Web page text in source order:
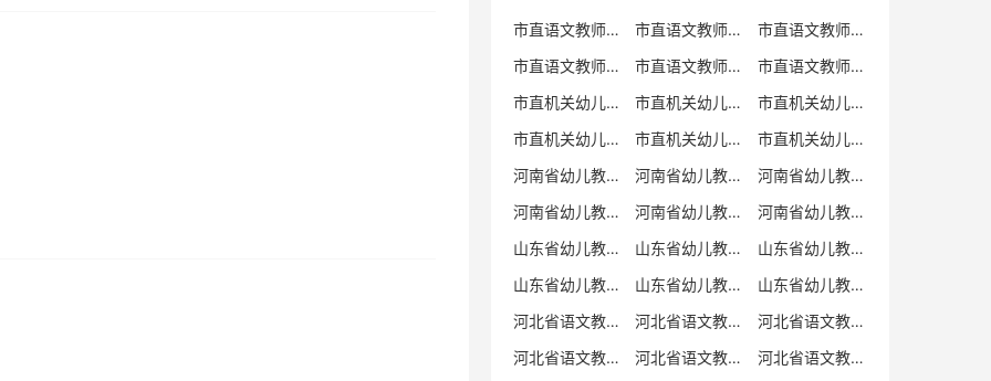
市直语文教师招聘 市直语文教师招聘考试真题
市直语文教师招聘考试真题卷
市直语文教师编制考试真题
市直语文教师编制考试真题卷
市直语文教师考试
市直机关幼儿教师招聘
市直机关幼儿教师考试
市直机关幼儿教师招聘考试真题
市直机关幼儿教师招聘考试真题卷
市直机关幼儿教师编制考试真题卷
市直机关幼儿教师编制考试真题
河南省幼儿教师招聘
河南省幼儿教师考试
河南省幼儿教师招聘考试真题
河南省幼儿教师招聘考试真题卷
河南省幼儿教师编制考试真题
河南省幼儿教师编制考试真题卷
山东省幼儿教师招聘
山东省幼儿教师考试
山东省幼儿教师招聘考试真题
山东省幼儿教师招聘考试真题卷
山东省幼儿教师编制考试真题
山东省幼儿教师编制考试真题卷
河北省语文教师招聘
河北省语文教师招聘考试真题
河北省语文教师招聘考试真题卷
河北省语文教师编制考试真题
河北省语文教师编制考试真题卷 河北省语文教师考试